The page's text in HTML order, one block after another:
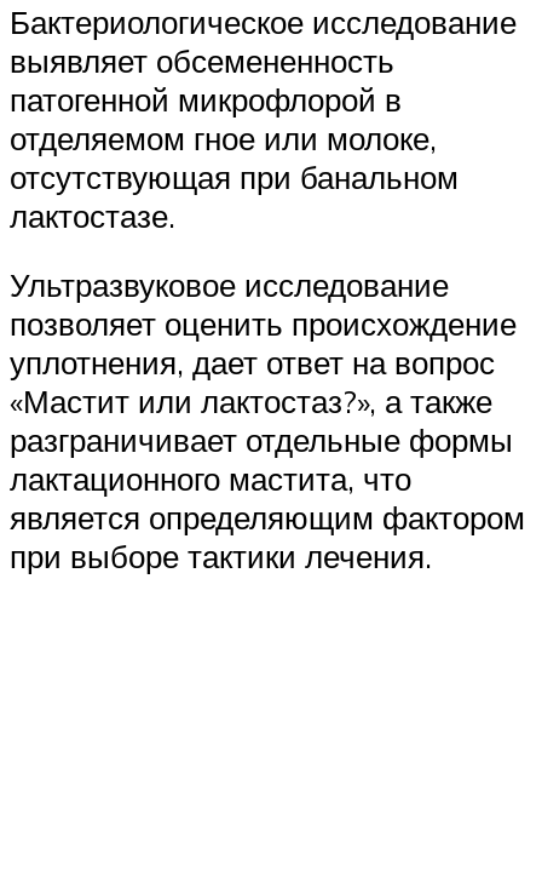
Бактериологическое исследование
выявляет обсемененность
патогенной микрофлорой в
отделяемом гное или молоке,
отсутствующая при банальном
лактостазе.
Ультразвуковое исследование
позволяет оценить происхождение
уплотнения, дает ответ на вопрос
«Мастит или лактостаз?», а также
разграничивает отдельные формы
лактационного мастита, что
является определяющим фактором
при выборе тактики лечения.